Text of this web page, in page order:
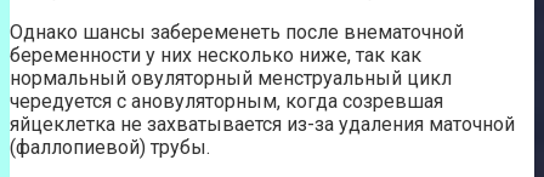
Однако шансы забеременеть после внематочной
беременности у них несколько ниже, так как
нормальный овуляторный менструальный цикл
чередуется с ановуляторным, когда созревшая
яйцеклетка не захватывается из-за удаления маточной
(фаллопиевой) трубы.